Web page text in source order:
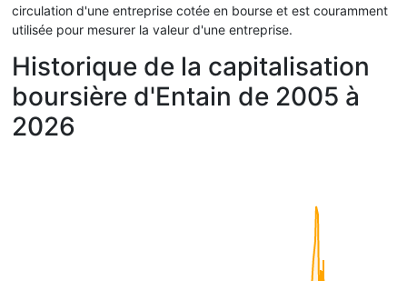
circulation d'une entreprise cotée en bourse et est couramment
utilisée pour mesurer la valeur d'une entreprise.
Historique de la capitalisation
boursière d'Entain de 2005 à
2026